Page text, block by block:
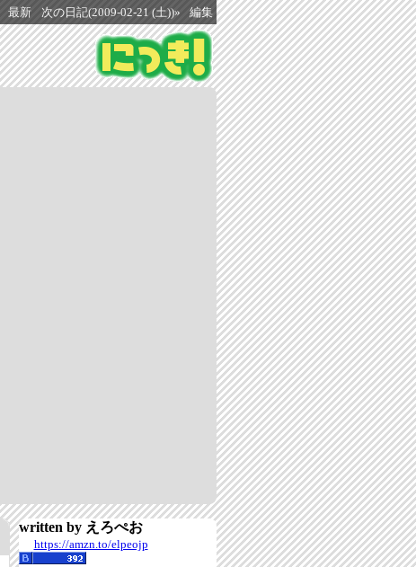
最新 次の日記(2009-02-21 (土))» 編集
written by えろぺお
https://amzn.to/elpeojp